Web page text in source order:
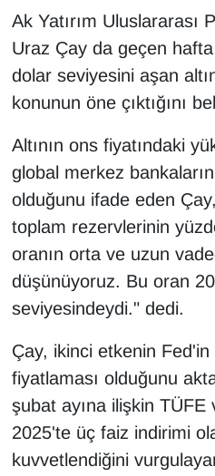
Ak Yatırım Uluslararası
Uraz Çay da geçen
dolar seviyesini aşan
konunun öne çıktığını
Altının ons fiyatındaki
global merkez
olduğunu ifade eden
toplam rezervlerinin
oranın orta ve uzun
düşünüyoruz. Bu oran
seviyesindeydi." dedi.
Çay, ikinci etkenin
fiyatlaması olduğunu
şubat ayına ilişkin TÜFE
2025'te üç faiz indirimi
kuvvetlendiğini